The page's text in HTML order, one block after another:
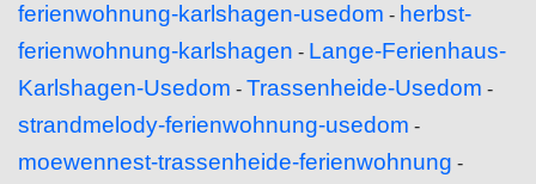
ferienwohnung-karlshagen-usedom - herbst-
ferienwohnung-karlshagen - Lange-Ferienhaus-
Karlshagen-Usedom - Trassenheide-Usedom -
strandmelody-ferienwohnung-usedom -
moewennest-trassenheide-ferienwohnung -